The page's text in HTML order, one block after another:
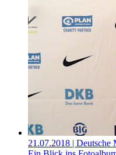
21.07.2018 | Deutsche